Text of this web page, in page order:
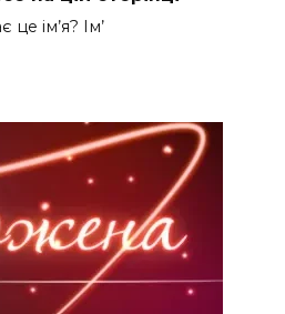
ім’я? Ім’